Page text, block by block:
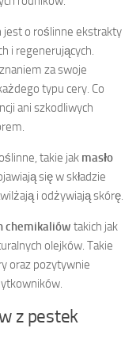
jest o roślinne ekstrakty
i regenerujących.
za swoje
typu cery. Co
ani szkodliwych
takie jak masło
się w składzie
i odżywiają skórę.
chemikaliów takich jak
olejków. Takie
oraz pozytywnie
z pestek